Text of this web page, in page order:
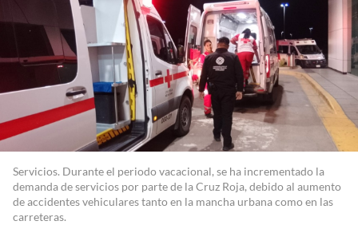
Servicios. Durante el periodo vacacional, se ha incrementado la
demanda de servicios por parte de la Cruz Roja, debido al aumento
de accidentes vehiculares tanto en la mancha urbana como en las
carreteras.